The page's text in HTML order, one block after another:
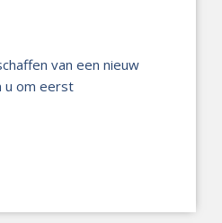
van een nieuw
u om eerst